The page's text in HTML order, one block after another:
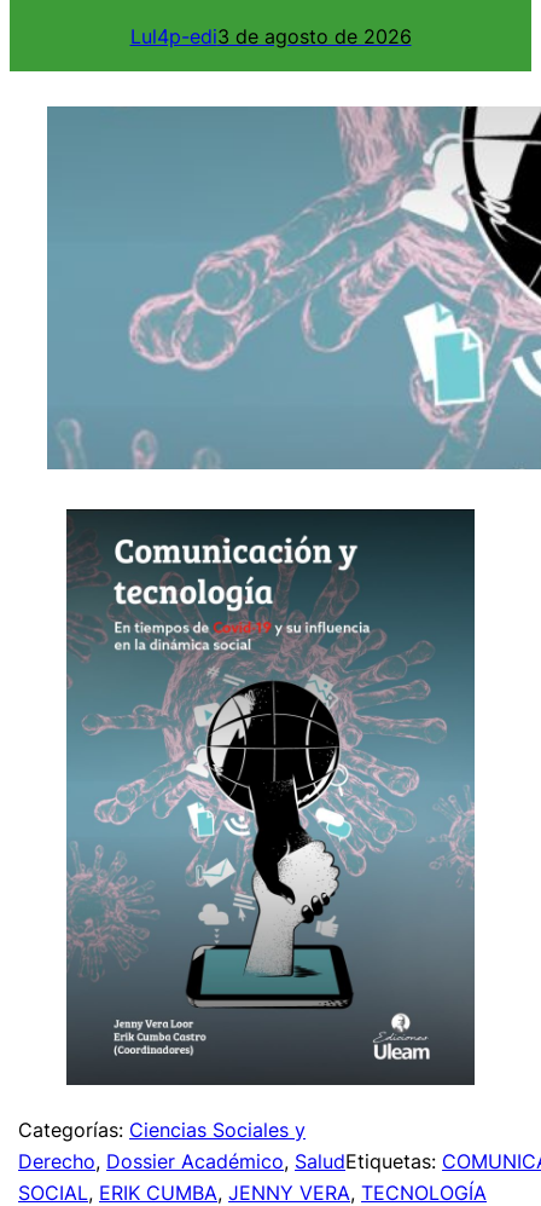
Lul4p-edi3 de agosto de 2026
Categorías: Ciencias Sociales y
Derecho, Dossier Académico, SaludEtiquetas:
SOCIAL, ERIK CUMBA,JENNY VERA,TECNOLOGÍA